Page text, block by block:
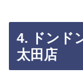
4. ドンド
太田店